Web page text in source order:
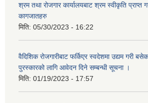
श्रम तथा रोजगार कार्यालयबाट श्रम स्वीकृति प्राप्त
कागजातहरु
मिति: 05/30/2023 - 16:22
वैदिशिक रोजगारीबाट फर्किएर स्वदेशमा उद्यम गरी
पुरस्कारको लागि आवेदन दिने सम्बन्धी सूचना ।
मिति: 01/19/2023 - 17:57